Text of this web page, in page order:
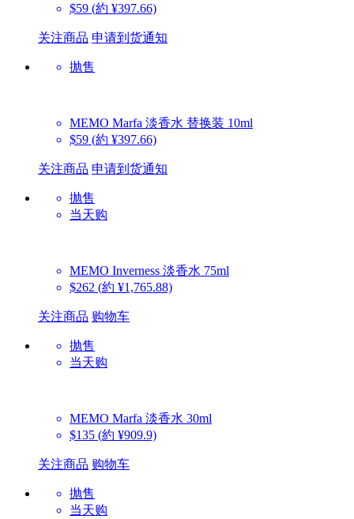
$59 (約 ¥397.66)
关注商品 申请到货通知
抛售
MEMO Marfa 淡香水 替换装 10ml
$59 (約 ¥397.66)
关注商品 申请到货通知
抛售
当天购
MEMO Inverness 淡香水 75ml
$262 (約 ¥1,765.88)
关注商品 购物车
抛售
当天购
MEMO Marfa 淡香水 30ml
$135 (約 ¥909.9)
关注商品 购物车
抛售
当天购